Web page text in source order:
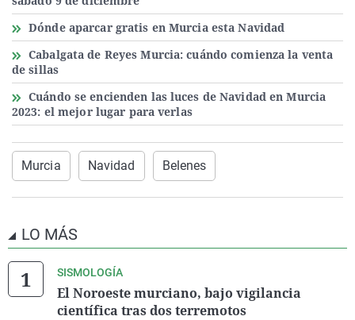
Dónde aparcar gratis en Murcia esta Navidad
Cabalgata de Reyes Murcia: cuándo comienza la venta
de sillas
Cuándo se encienden las luces de Navidad en Murcia
2023: el mejor lugar para verlas
Murcia Navidad Belenes
LO MÁS
SISMOLOGÍA
El Noroeste murciano, bajo vigilancia
científica tras dos terremotos